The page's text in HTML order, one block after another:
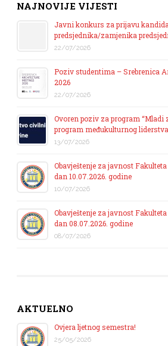
NAJNOVIJE VIJESTI
Javni konkurs za prijavu
predsjednika/zamjenika
22/07/2026
Poziv studentima – Srebrenica
2026
22/07/2026
Ovoren poziv za program “Mladi
program međukulturnog
13/07/2026
Obavještenje za javnost
dan 10.07.2026. godine
10/07/2026
Obavještenje za javnost
dan 08.07.2026. godine
08/07/2026
AKTUELNO
Ovjera ljetnog semestra!
25/05/2026